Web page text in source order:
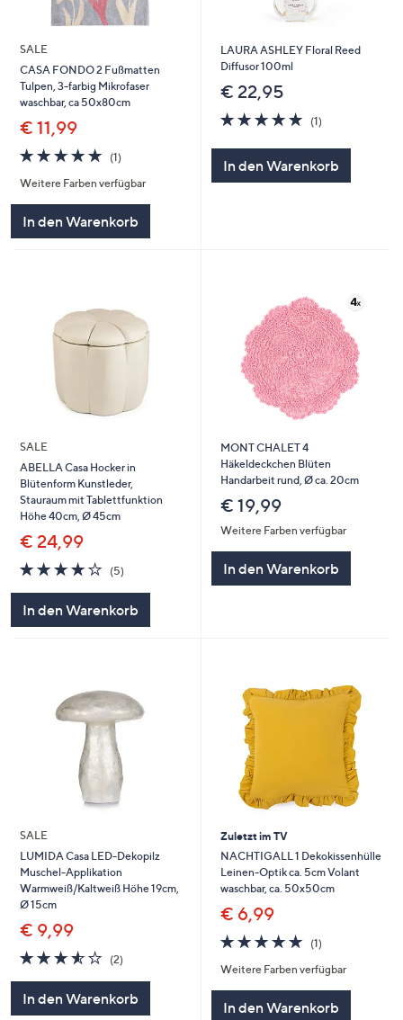
SALE
CASA FONDO 2 Fußmatten
Tulpen, 3-farbig Mikrofaser
waschbar, ca 50x80cm
€ 11,99
5.0
von
5
(1)
Weitere Farben verfügbar
In den Warenkorb
LAURA ASHLEY Floral Reed
Diffusor 100ml
€ 22,95
5.0
von
5
(1)
In den Warenkorb
SALE
ABELLA Casa Hocker in
Blütenform Kunstleder,
Stauraum mit Tablettfunktion
Höhe 40cm, Ø 45cm
€ 24,99
4.0
von
(5)5
In den Warenkorb
MONT CHALET 4
Häkeldeckchen Blüten
Handarbeit rund, Ø ca. 20cm
€ 19,99
Weitere Farben verfügbar
In den Warenkorb
SALE
LUMIDA Casa LED-Dekopilz
Muschel-Applikation
Warmweiß/Kaltweiß Höhe 19cm,
Ø 15cm
€ 9,99
3.5
von
(2)2
In den Warenkorb
Zuletzt im TV
NACHTIGALL 1 Dekokissenhülle
Leinen-Optik ca. 5cm Volant
waschbar, ca. 50x50cm
€ 6,99
5.0
von
5
(1)1
Weitere Farben verfügbar
In den Warenkorb